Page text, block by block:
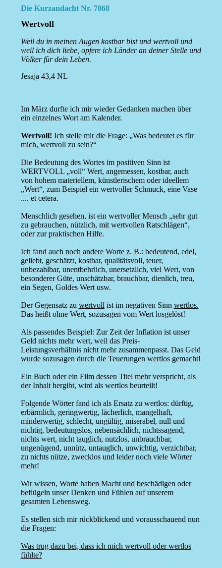
Die Kurzandacht Nr. 7868
Wertvoll
Weil du in meinen Augen kostbar bist und wertvoll und
weil ich dich liebe, opfere ich Länder an deiner Stelle und
Völker für dein Leben.
Jesaja 43,4 NL
Im März durfte ich mir wieder Gedanken machen über
ein einzelnes Wort am Kalender.
Wertvoll! Ich stelle mir die Frage: „Was bedeutet es für
mich, wertvoll zu sein?“
Die Bedeutung des Wortes im positiven Sinn ist
WERTVOLL „voll“ Wert, angemessen, kostbar, auch
von hohem materiellem, künstlerischem oder ideellem
„Wert“, zum Beispiel ein wertvoller Schmuck, eine Vase
.... et cetera.
Menschlich gesehen, ist ein wertvoller Mensch „sehr gut
zu gebrauchen, nützlich, mit wertvollen Ratschlägen“,
oder zur praktischen Hilfe.
Ich fand auch noch andere Worte z. B.: bedeutend, edel,
geliebt, geschätzt, kostbar, qualitätsvoll, teuer,
unbezahlbar, unentbehrlich, unersetzlich, viel Wert, von
besonderer Güte, unschätzbar, brauchbar, dienlich, treu,
ein Segen, Goldes Wert usw.
Der Gegensatz zu wertvoll ist im negativen Sinn wertlos.
Das heißt ohne Wert, sozusagen vom Wert losgelöst!
Als passendes Beispiel: Zur Zeit der Inflation ist unser
Geld nichts mehr wert, weil das Preis-
Leistungsverhältnis nicht mehr zusammenpasst. Das Geld
wurde sozusagen durch die Teuerungen wertlos gemacht!
Ein Buch oder ein Film dessen Titel mehr verspricht, als
der Inhalt hergibt, wird als wertlos beurteilt!
Folgende Wörter fand ich als Ersatz zu wertlos: dürftig,
erbärmlich, geringwertig, lächerlich, mangelhaft,
minderwertig, schlecht, ungültig, miserabel, null und
nichtig, bedeutungslos, nebensächlich, nichtssagend,
nichts wert, nicht tauglich, nutzlos, unbrauchbar,
ungenügend, unnütz, untauglich, unwichtig, verzichtbar,
zu nichts nütze, zwecklos und leider noch viele Wörter
mehr!
Wir wissen, Worte haben Macht und beschädigen oder
beflügeln unser Denken und Fühlen auf unserem
gesamten Lebensweg.
Es stellen sich mir rückblickend und vorausschauend nun
die Fragen:
Was trug dazu bei, dass ich mich wertvoll oder wertlos
fühlte?